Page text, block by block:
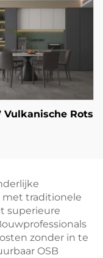
Vulkanische Rots
traditionele
superieure
zonder in te
OSB